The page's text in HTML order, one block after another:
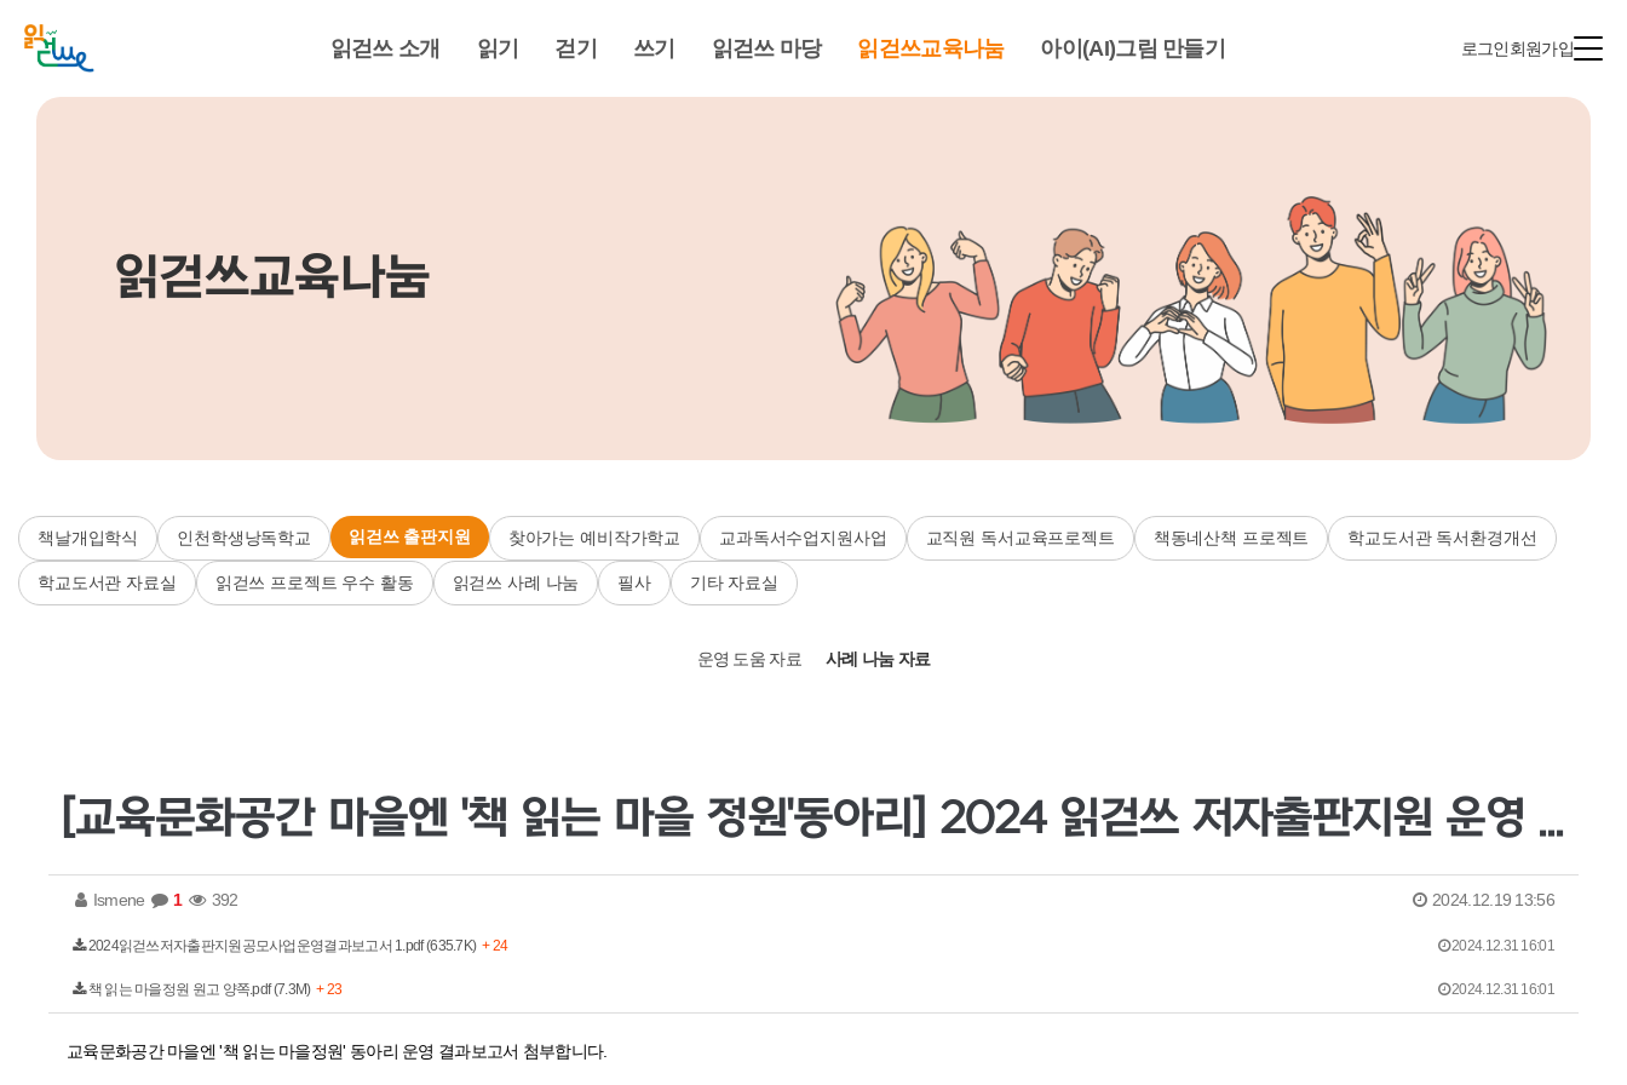
읽걷쓰 소개 읽기 걷기 쓰기 읽걷쓰 마당 읽걷쓰교육나눔 아이(AI)그림 만들기 로그인회원가입
읽걷쓰교육나눔
책날개입학식 인천학생낭독학교 읽걷쓰 출판지원 찾아가는 예비작가학교 교과독서수업지원사업 교직원 독서교육프로젝트 책동네산책 프로젝트 학교도서관 독서환경개선
학교도서관 자료실 읽걷쓰 프로젝트 우수 활동 읽걷쓰 사례 나눔 필사 기타 자료실
운영 도움 자료 사례 나눔 자료
[교육문화공간 마을엔 '책 읽는 마을 정원'동아리] 2024 읽걷쓰 저자출판지원 운영 사례
Ismene 1 392 2024.12.19 13:56
2024.12.31 16:01
2024읽걷쓰저자출판지원공모사업운영결과보고서 1.pdf (635.7K) + 24
2024.12.31 16:01
책 읽는 마을정원 원고 양쪽.pdf (7.3M)+ 23
교육문화공간 마을엔 '책 읽는 마을정원' 동아리 운영 결과보고서 첨부합니다.